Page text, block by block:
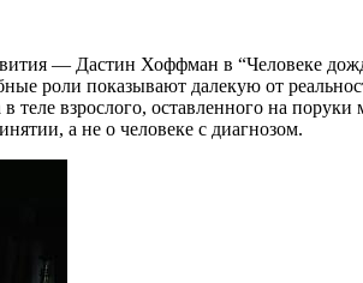
— Дастин Хоффман в “Человеке
роли показывают далекую от
взрослого, оставленного на
а не о человеке с диагнозом.